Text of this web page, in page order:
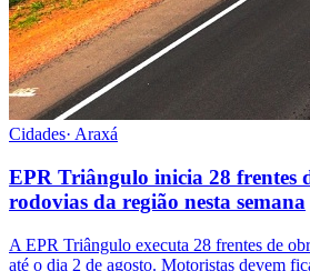
Cidades· Araxá
EPR Triângulo inicia 28 frentes
rodovias da região nesta semana
A EPR Triângulo executa 28 frentes de
até o dia 2 de agosto. Motoristas devem